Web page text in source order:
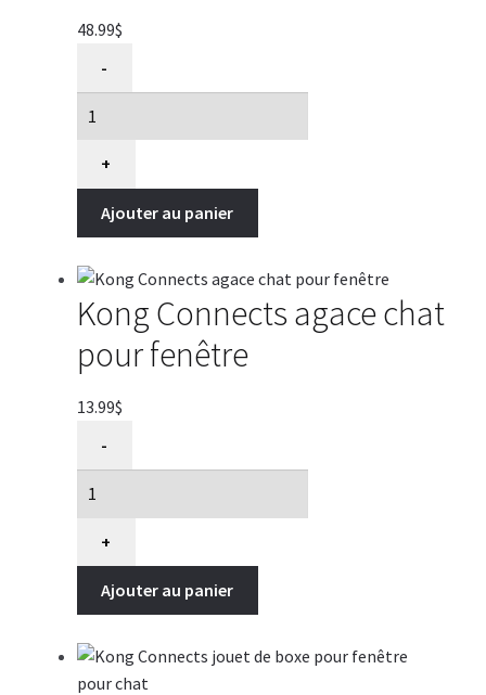
48.99$
Griffoir
Sisal
gris
pour
chat,
Büd'z
-
+
Ajouter au panier
Kong Connects agace chat
pour fenêtre
13.99$
Kong
Connects
agace
chat
pour
-
+
Ajouter au panier